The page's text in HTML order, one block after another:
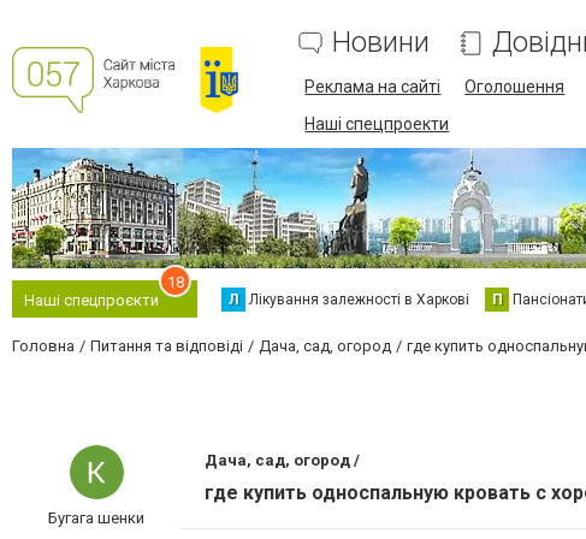
Новини
Реклама на сайті Оголошення
Наші спецпроекти
Наші спецпроєкти
18
Л Лікування залежності в Харкові П
Головна Питання та відповіді Дача, сад, огород где купить
Бугага шенки
Дача, сад, огород /
где купить односпальную кровать с